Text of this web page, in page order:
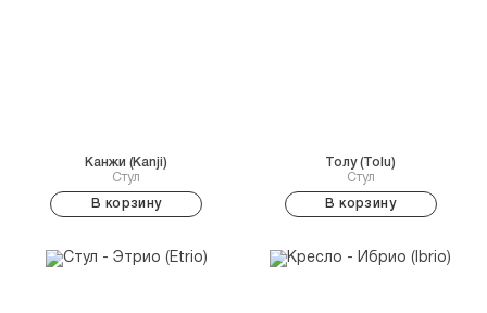
Стул
Канжи (Kanji)
В корзину
Стул
Толу (Tolu)
В корзину